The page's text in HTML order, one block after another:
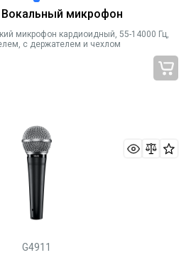
Вокальный микрофон
микрофон кардиоидный, 55-14000 Гц,
с держателем и чехлом
G4911